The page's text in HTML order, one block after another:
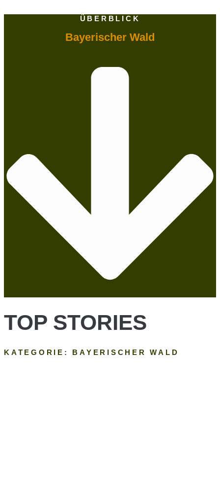
ÜBERBLICK
Bayerischer Wald
TOP STORIES
KATEGORIE: BAYERISCHER WALD